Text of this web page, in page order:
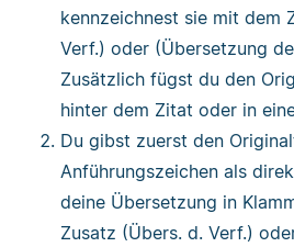
kennzeichnest sie mit dem
Verf.) oder (Übersetzung
Zusätzlich fügst du den
hinter dem Zitat oder in
Du gibst zuerst den
Anführungszeichen als
deine Übersetzung in
Zusatz (Übers. d. Verf.)